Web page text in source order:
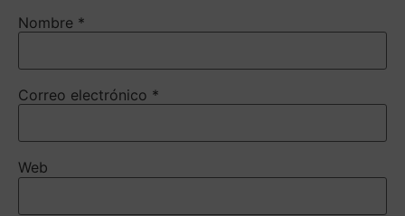
Nombre *
Correo electrónico *
Web